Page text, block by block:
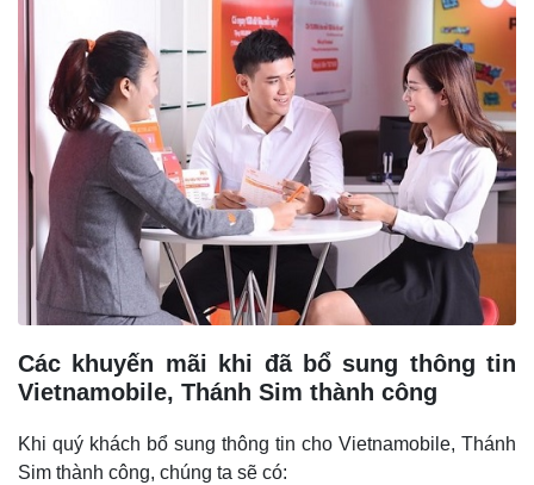
Các khuyến mãi khi đã bổ sung thông tin
Vietnamobile, Thánh Sim thành công
Khi quý khách bổ sung thông tin cho Vietnamobile, Thánh
Sim thành công, chúng ta sẽ có: